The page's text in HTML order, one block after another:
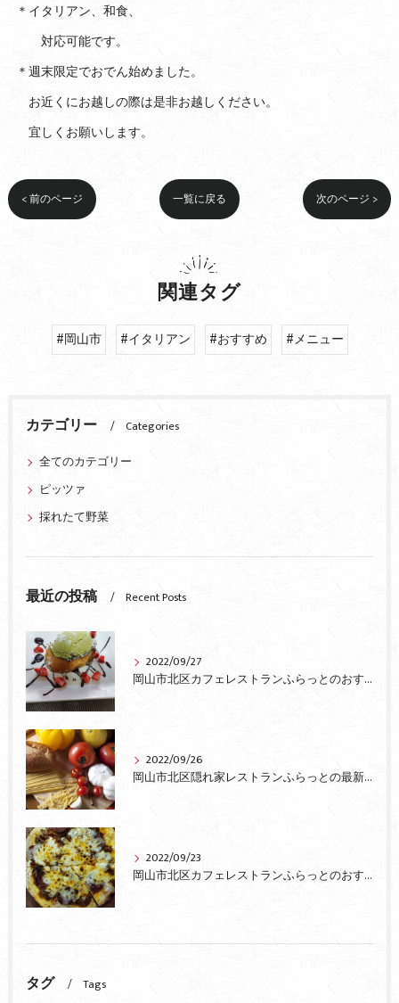
＊イタリアン、和食、
対応可能です。
＊週末限定でおでん始めました。
お近くにお越しの際は是非お越しください。
宜しくお願いします。
< 前のページ 一覧に戻る 次のページ >
関連タグ
#岡山市 #イタリアン #おすすめ #メニュー
カテゴリー
Categories
全てのカテゴリー
ピッツァ
採れたて野菜
最近の投稿 Recent Posts
2022/09/27
岡山市北区カフェレストランふらっとのおすすめ
2022/09/26
岡山市北区隠れ家レストランふらっとの最新情報
2022/09/23
岡山市北区カフェレストランふらっとのおすすめピザ
タグ Tags